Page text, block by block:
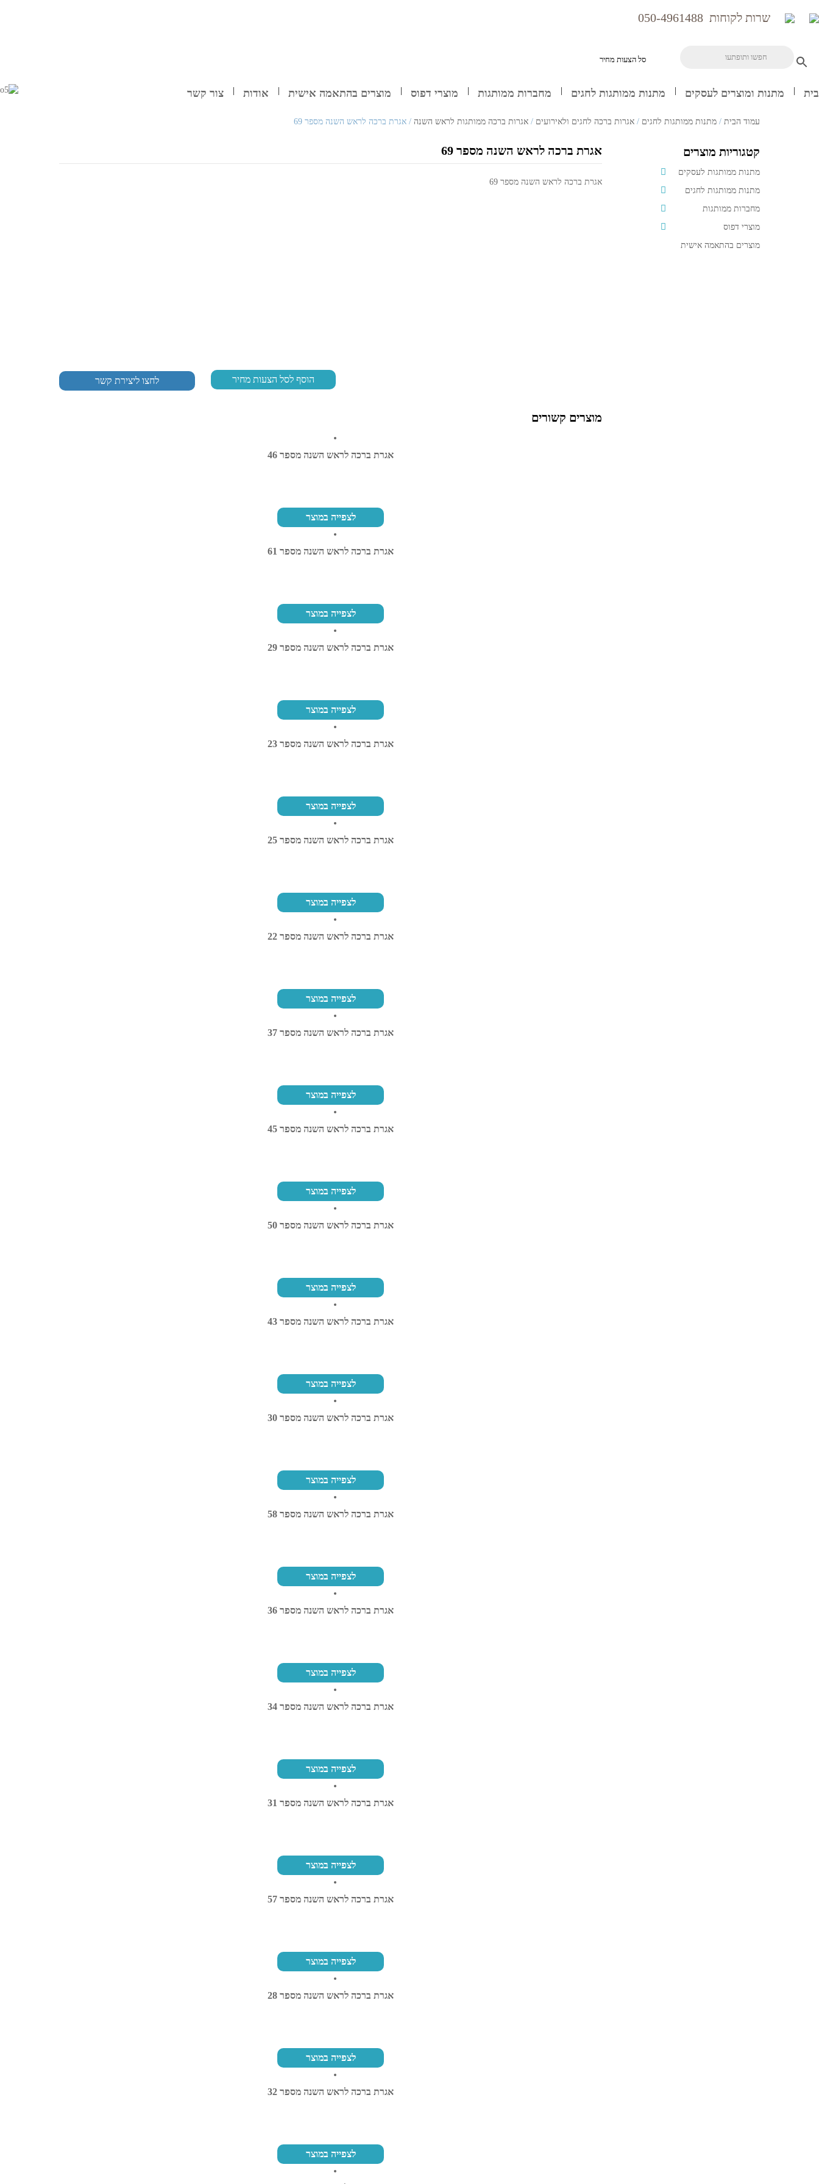
שרות לקוחות
סל הצעות מחיר
בית מתנות ומוצרים לעסקים מתנות ממותגות לחגים מחברות ממותגות מוצרי דפוס מוצרים בהתאמה אישית אודות צור קשר
עמוד הבית / מתנות ממותגות לחגים / אגרות ברכה לחגים ולאירועים / אגרות ברכה ממותגות לראש השנה / אגרת ברכה לראש השנה מספר 69
קטגוריות מוצרים
מתנות ממותגות לעסקים
מתנות ממותגות לחגים
מחברות ממותגות
מוצרי דפוס
מוצרים בהתאמה אישית
אגרת ברכה לראש השנה מספר 69
אגרת ברכה לראש השנה מספר 69
הוסף לסל הצעות מחיר
מוצרים קשורים
אגרת ברכה לראש השנה מספר 46
לצפייה במוצר
אגרת ברכה לראש השנה מספר 61
לצפייה במוצר
אגרת ברכה לראש השנה מספר 29
לצפייה במוצר
אגרת ברכה לראש השנה מספר 23
לצפייה במוצר
אגרת ברכה לראש השנה מספר 25
לצפייה במוצר
אגרת ברכה לראש השנה מספר 22
לצפייה במוצר
אגרת ברכה לראש השנה מספר 37
לצפייה במוצר
אגרת ברכה לראש השנה מספר 45
לצפייה במוצר
אגרת ברכה לראש השנה מספר 50
לצפייה במוצר
אגרת ברכה לראש השנה מספר 43
לצפייה במוצר
אגרת ברכה לראש השנה מספר 30
לצפייה במוצר
אגרת ברכה לראש השנה מספר 58
לצפייה במוצר
אגרת ברכה לראש השנה מספר 36
לצפייה במוצר
אגרת ברכה לראש השנה מספר 34
לצפייה במוצר
אגרת ברכה לראש השנה מספר 31
לצפייה במוצר
אגרת ברכה לראש השנה מספר 57
לצפייה במוצר
אגרת ברכה לראש השנה מספר 28
לצפייה במוצר
אגרת ברכה לראש השנה מספר 32
לצפייה במוצר